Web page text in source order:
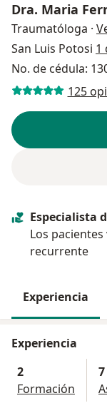
Dra. Maria
Traumatóloga ·
San Luis Potosi 1
No. de cédula:
125
Especialista
Los
recurrente
Experiencia
Experiencia
2
Formación
7